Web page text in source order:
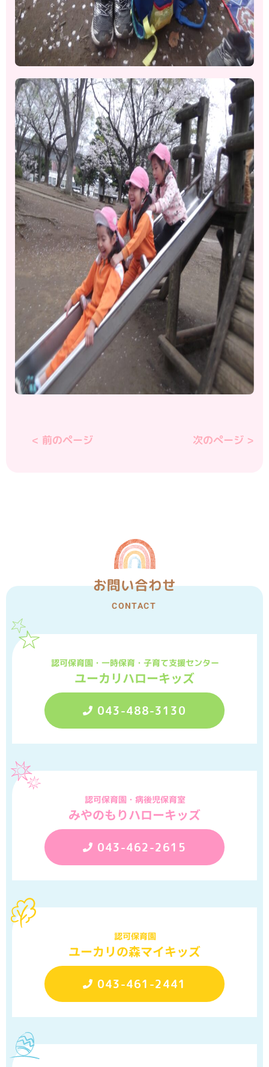
< 前のページ 次のぺージ >
お問い合わせ
CONTACT
認可保育園・一時保育・子育て支援センター
ユーカリハローキッズ
043-488-3130
認可保育園・病後児保育室
みやのもりハローキッズ
043-462-2615
認可保育園
ユーカリの森マイキッズ
043-461-2441